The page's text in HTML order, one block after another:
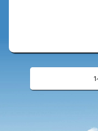
1